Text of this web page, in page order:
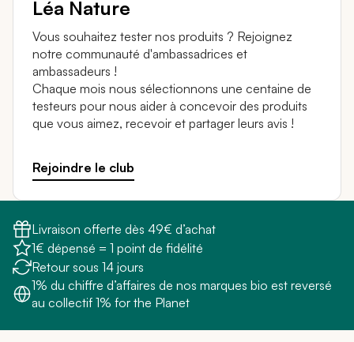
Léa Nature
Vous souhaitez tester nos produits ? Rejoignez
notre communauté d'ambassadrices et
ambassadeurs !
Chaque mois nous sélectionnons une centaine de
testeurs pour nous aider à concevoir des produits
que vous aimez, recevoir et partager leurs avis !
Rejoindre le club
Livraison offerte dès 49€ d’achat
1€ dépensé = 1 point de fidélité
Retour sous 14 jours
1% du chiffre d’affaires de nos marques bio est reversé
au collectif 1% for the Planet